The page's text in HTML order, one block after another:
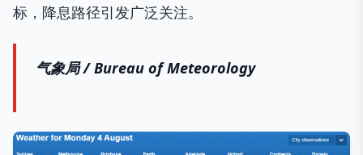
标，降息路径引发广泛关注。
气象局 / Bureau of Meteorology